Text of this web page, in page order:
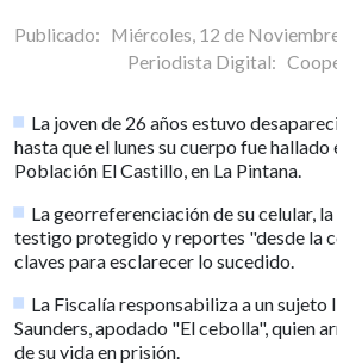
Publicado: Miércoles, 12 de
Periodista Digital:
La joven de 26 años estuvo
hasta que el lunes su cuerpo fue
Población El Castillo, en La Pintana.
La georreferenciación de su celular,
testigo protegido y reportes "desde la
claves para esclarecer lo sucedido.
La Fiscalía responsabiliza a un sujeto
Saunders, apodado "El cebolla", quien
de su vida en prisión.